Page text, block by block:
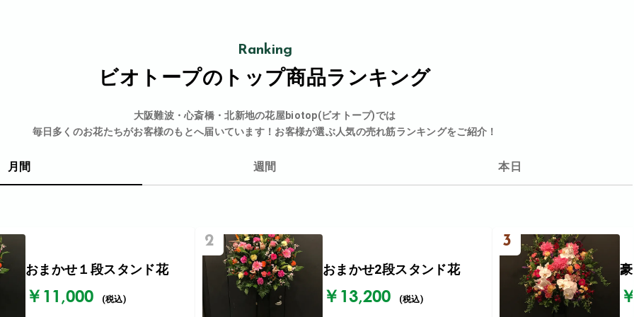
Ranking
ビオトープの トップ商品ランキング
大阪難波・心斎橋・北新地の花屋biotop(ビオトープ)では
毎日多くのお花たちがお客様のもとへ届いています！お客様が選ぶ人気の売れ筋ランキングをご紹介！
月間 週間 本日
おまかせ１段スタンド花
￥11,000 (税込)
2
おまかせ2段スタンド花
￥13,200 (税込)
3